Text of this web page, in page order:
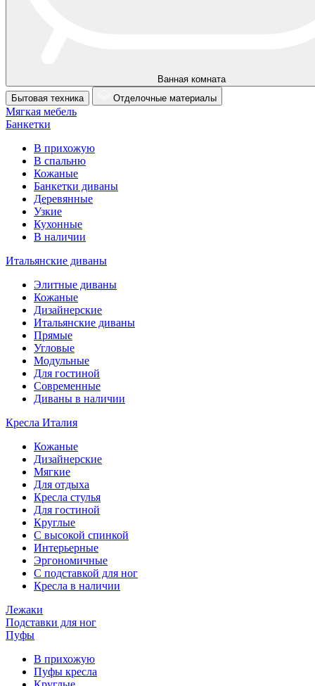
Ванная комната
Бытовая техника
Отделочные материалы
Мягкая мебель
Банкетки
В прихожую
В спальню
Кожаные
Банкетки диваны
Деревянные
Узкие
Кухонные
В наличии
Итальянские диваны
Элитные диваны
Кожаные
Дизайнерские
Итальянские диваны
Прямые
Угловые
Модульные
Для гостиной
Современные
Диваны в наличии
Кресла Италия
Кожаные
Дизайнерские
Мягкие
Для отдыха
Кресла стулья
Для гостиной
Круглые
С высокой спинкой
Интерьерные
Эргономичные
С подставкой для ног
Кресла в наличии
Лежаки
Подставки для ног
Пуфы
В прихожую
Пуфы кресла